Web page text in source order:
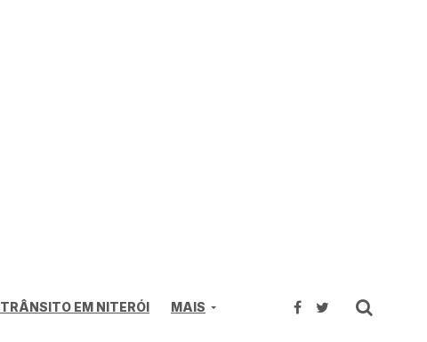
TRÂNSITO EM NITERÓI MAIS